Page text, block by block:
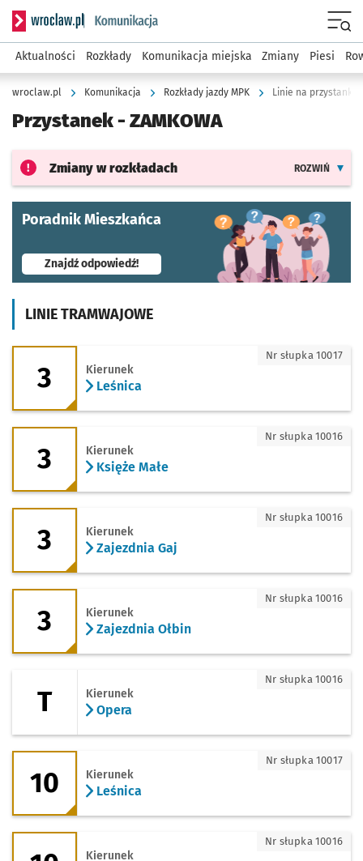
Serwis informacyjny wroclaw.pl podserwis: Komunikacja
Aktualności Rozkłady Komunikacja miejska Zmiany Piesi
wroclaw.pl Komunikacja Rozkłady jazdy MPK Linie na przystanku
Przystanek - ZAMKOWA
Zmiany w rozkładach ROZWIŃ
Poradnik Mieszkańca
Znajdź odpowiedź!- otworzy się w nowej karcie
LINIE TRAMWAJOWE
3 - kierunek Leśnica
3 Kierunek
Leśnica
Nr słupka 10017
3 - kierunek Księże Małe
3 Kierunek
Księże Małe
Nr słupka 10016
3 - kierunek Zajezdnia Gaj
3 Kierunek
Zajezdnia Gaj
Nr słupka 10016
3 - kierunek Zajezdnia Ołbin
3 Kierunek
Zajezdnia Ołbin
Nr słupka 10016
T Kierunek
Opera
Nr słupka 10016
10 - kierunek Leśnica
10 Kierunek
Leśnica
Nr słupka 10017
10 - kierunek Biskupin
Kierunek
Nr słupka 10016